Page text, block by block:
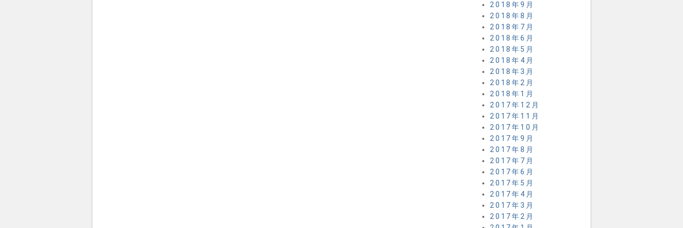
2018年9月
2018年8月
2018年7月
2018年6月
2018年5月
2018年4月
2018年3月
2018年2月
2018年1月
2017年12月
2017年11月
2017年10月
2017年9月
2017年8月
2017年7月
2017年6月
2017年5月
2017年4月
2017年3月
2017年2月